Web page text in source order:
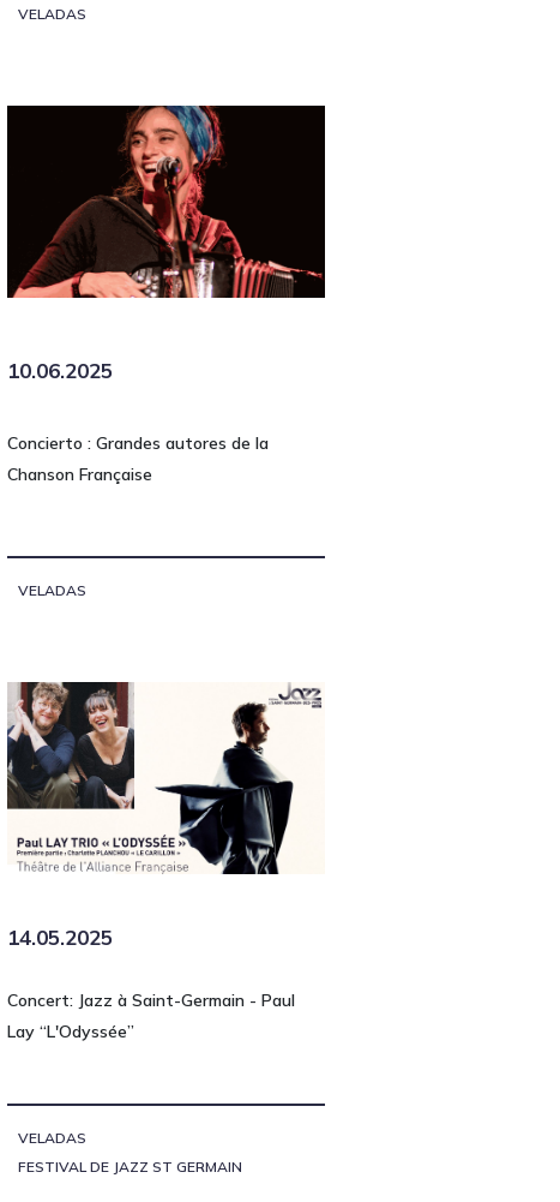
VELADAS
10.06.2025
Concierto : Grandes autores de la
Chanson Française
VELADAS
14.05.2025
Concert: Jazz à Saint-Germain - Paul
Lay “L'Odyssée”
VELADAS
FESTIVAL DE JAZZ ST GERMAIN